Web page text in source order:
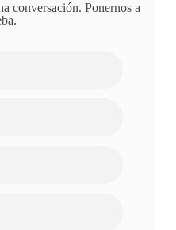
conversación. Ponernos a